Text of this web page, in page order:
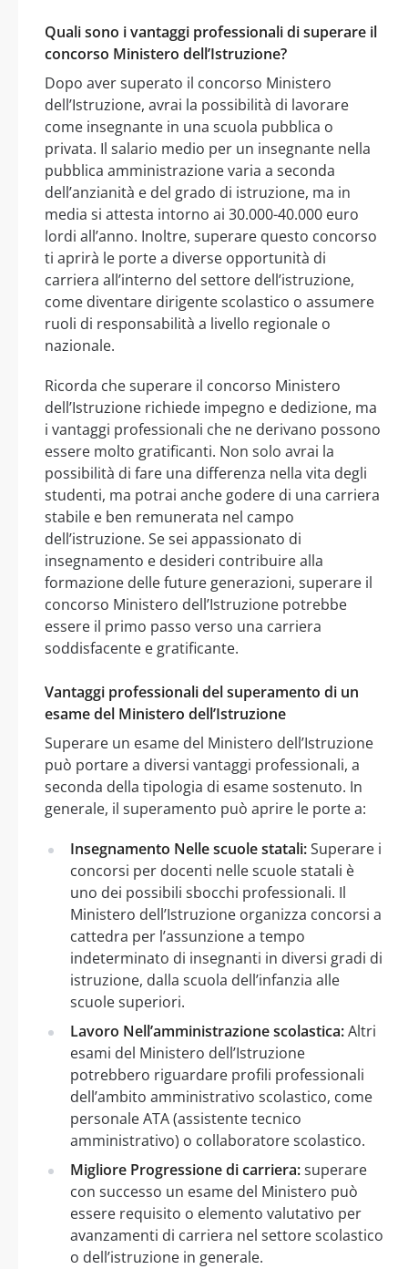
Quali sono i vantaggi professionali di superare il
concorso Ministero dell’Istruzione?
Dopo aver superato il concorso Ministero
dell’Istruzione, avrai la possibilità di lavorare
come insegnante in una scuola pubblica o
privata. Il salario medio per un insegnante nella
pubblica amministrazione varia a seconda
dell’anzianità e del grado di istruzione, ma in
media si attesta intorno ai 30.000-40.000 euro
lordi all’anno. Inoltre, superare questo concorso
ti aprirà le porte a diverse opportunità di
carriera all’interno del settore dell’istruzione,
come diventare dirigente scolastico o assumere
ruoli di responsabilità a livello regionale o
nazionale.
Ricorda che superare il concorso Ministero
dell’Istruzione richiede impegno e dedizione, ma
i vantaggi professionali che ne derivano possono
essere molto gratificanti. Non solo avrai la
possibilità di fare una differenza nella vita degli
studenti, ma potrai anche godere di una carriera
stabile e ben remunerata nel campo
dell’istruzione. Se sei appassionato di
insegnamento e desideri contribuire alla
formazione delle future generazioni, superare il
concorso Ministero dell’Istruzione potrebbe
essere il primo passo verso una carriera
soddisfacente e gratificante.
Vantaggi professionali del superamento di un
esame del Ministero dell’Istruzione
Superare un esame del Ministero dell’Istruzione
può portare a diversi vantaggi professionali, a
seconda della tipologia di esame sostenuto. In
generale, il superamento può aprire le porte a:
Insegnamento Nelle scuole statali:Superare i
concorsi per docenti nelle scuole statali è
uno dei possibili sbocchi professionali. Il
Ministero dell’Istruzione organizza concorsi a
cattedra per l’assunzione a tempo
indeterminato di insegnanti in diversi gradi di
istruzione, dalla scuola dell’infanzia alle
scuole superiori.
Lavoro Nell’amministrazione scolastica:Altri
esami del Ministero dell’Istruzione
potrebbero riguardare profili professionali
dell’ambito amministrativo scolastico, come
personale ATA (assistente tecnico
amministrativo) o collaboratore scolastico.
Migliore Progressione di carriera:superare
con successo un esame del Ministero può
essere requisito o elemento valutativo per
avanzamenti di carriera nel settore scolastico
o dell’istruzione in generale.